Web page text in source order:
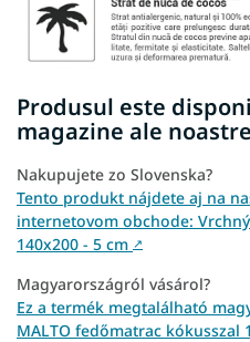
Produsul este
magazine ale
Nakupujete zo Slovenska?
Tento produkt nájdete aj na
internetovom obchode:
140x200 - 5 cm ↗
Magyarországról vásárol?
Ez a termék megtalálható
MALTO fedőmatrac kókusszal